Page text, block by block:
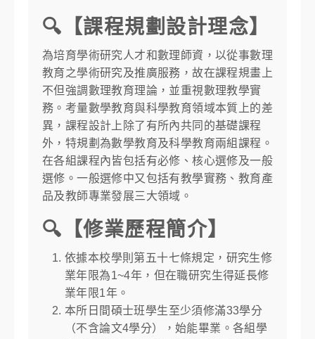
🔍【課程規劃設計理念】
為培育學術研究人才和數理師資，以從事數理
教育之學術研究及推廣服務，故在課程規畫上
不但強調數理教育理論，並重視數理教學實
務。考量數學教育與科學教育領域本質上的差
異，課程設計上除了有所內共同的基礎課程
外，特規劃為數學教育及科學教育兩組課程。
在各組課程內皆包括有必修、核心選修及一般
選修。一般選修中又包括有教學實務、教育產
品及教師專業發展三大領域。
🔍【修業歷程簡介】
依據本校學則第五十七條規定，研究生修
業年限為1~4年，但在職研究生得延長修
業年限1年。
本所日間碩士班學生至少須修滿33學分
（不含論文4學分），始能畢業。各組學